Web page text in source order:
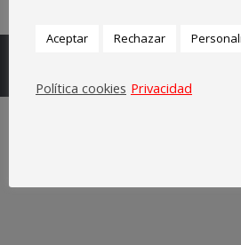
Aceptar Rechazar
Política cookies Privacidad